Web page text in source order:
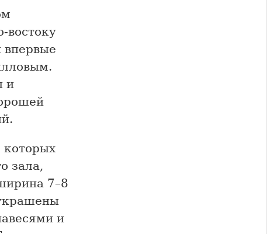
востоку
впервые
и
которых
зала,
7–8
и